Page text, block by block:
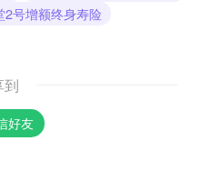
2号增额终身寿险
到
好友